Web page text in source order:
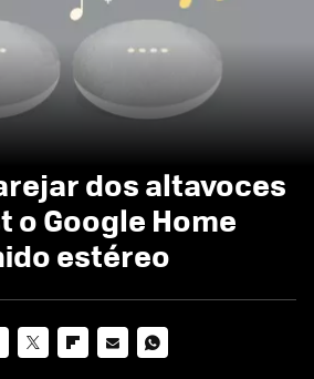
dos altavoces
o Google Home
estéreo